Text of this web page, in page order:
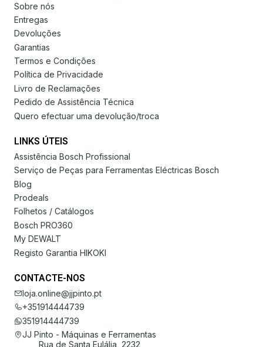
Sobre nós
Entregas
Devoluções
Garantias
Termos e Condições
Política de Privacidade
Livro de Reclamações
Pedido de Assistência Técnica
Quero efectuar uma devolução/troca
LINKS ÚTEIS
Assistência Bosch Profissional
Serviço de Peças para Ferramentas Eléctricas Bosch
Blog
Prodeals
Folhetos / Catálogos
Bosch PRO360
My DEWALT
Registo Garantia HIKOKI
CONTACTE-NOS
loja.online@jjpinto.pt
+351914444739
351914444739
JJ Pinto - Máquinas e Ferramentas
Rua de Santa Eulália, 2232